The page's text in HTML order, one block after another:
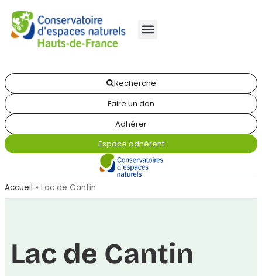
Recherche
Faire un don
Adhérer
Espace adhérent
Accueil » Lac de Cantin
Lac de Cantin